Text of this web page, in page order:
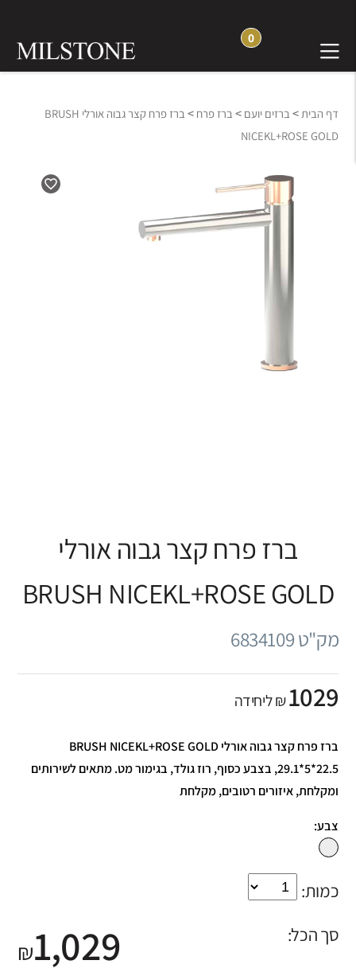
0
דף הבית> ברזים יועם > ברז פרח >
ברז פרח קצר גבוה אורלי BRUSH
NICEKL+ROSE GOLD
ברז פרח קצר גבוה אורלי
BRUSH NICEKL+ROSE GOLD
מק"ט 6834109
1029₪ ליחידה
ברז פרח קצר גבוה אורלי BRUSH NICEKL+ROSE GOLD
29.1*5*22.5, בצבע כסוף, רוז גולד, בגימור מט. מתאים לשירותים
ומקלחת, איזורים רטובים, מקלחת
צבע:
כמות:
סך הכל:
1,029
₪